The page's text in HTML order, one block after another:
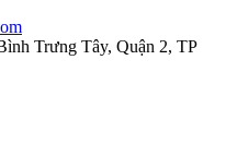
Trưng Tây, Quận 2, TP